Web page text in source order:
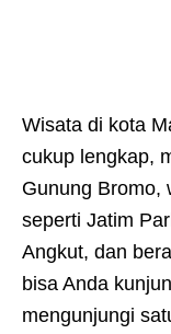
Wisata di kota
cukup lengkap,
Gunung Bromo,
seperti Jatim
Angkut, dan
bisa Anda
mengunjungi